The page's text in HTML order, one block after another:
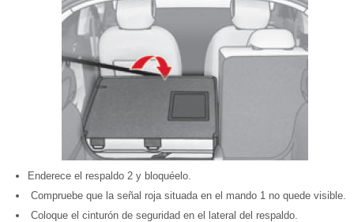
Enderece el respaldo 2 y bloquéelo.
Compruebe que la señal roja situada en el mando 1 no quede visible.
Coloque el cinturón de seguridad en el lateral del respaldo.